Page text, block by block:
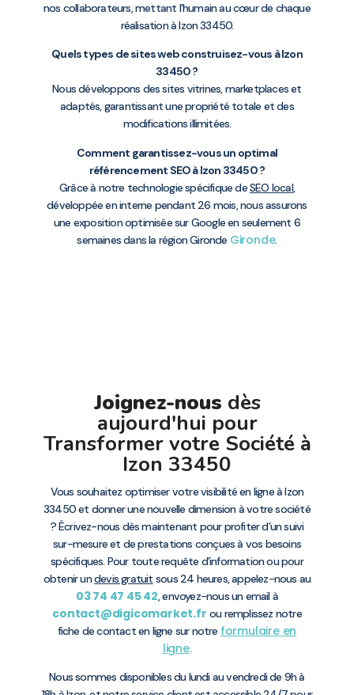
nos collaborateurs, mettant l’humain au cœur de chaque
réalisation à Izon 33450.
Quels types de sites web construisez-vous à Izon
33450 ?
Nous développons des sites vitrines, marketplaces et
adaptés, garantissant une propriété totale et des
modifications illimitées.
Comment garantissez-vous un optimal
référencement SEO à Izon 33450 ?
Grâce à notre technologie spécifique deSEO local,
développée en interne pendant 26 mois, nous assurons
une exposition optimisée sur Google en seulement 6
semaines dans la région Gironde Gironde.
Joignez-nous dès
aujourd'hui pour
Transformer votre Société à
Izon 33450
Vous souhaitez optimiser votre visibilité en ligne à Izon
33450 et donner une nouvelle dimension à votre société
? Écrivez-nous dès maintenant pour profiter d’un suivi
sur-mesure et de prestations conçues à vos besoins
spécifiques. Pour toute requête d’information ou pour
obtenir undevis gratuit sous 24 heures, appelez-nous au
03 74 47 45 42, envoyez-nous un email à
contact@digicomarket.fr ou remplissez notre
fiche de contact en ligne sur notre formulaire en
ligne.
Nous sommes disponibles du lundi au vendredi de 9h à